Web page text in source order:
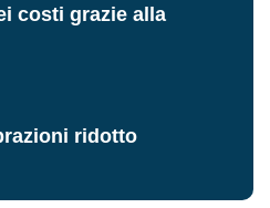
costi grazie alla
ridotto